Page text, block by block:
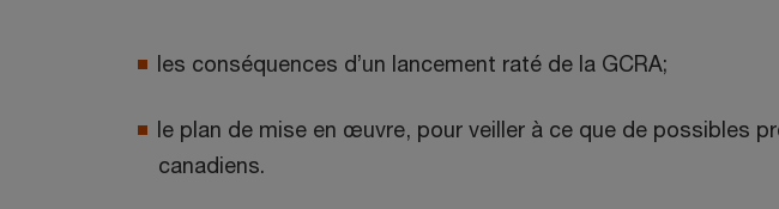
les conséquences d’un lancement raté de la GCRA;
le plan de mise en œuvre, pour veiller à ce que de possibles
canadiens.